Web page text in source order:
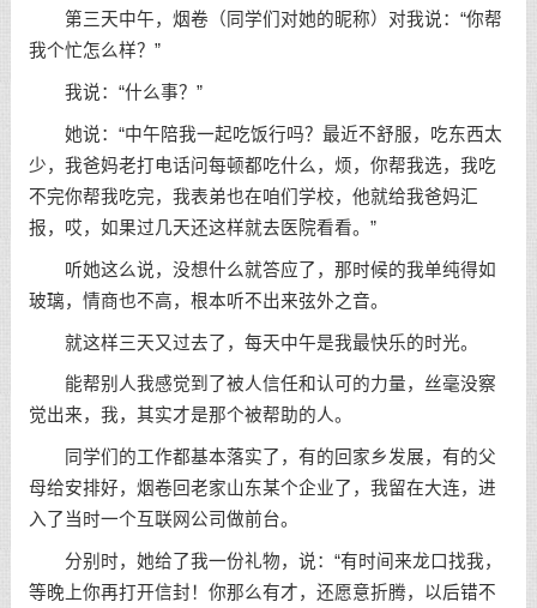
第三天中午，烟卷（同学们对她的昵称）对我说：“你帮
我个忙怎么样？”
我说：“什么事？”
她说：“中午陪我一起吃饭行吗？最近不舒服，吃东西太
少，我爸妈老打电话问每顿都吃什么，烦，你帮我选，我吃
不完你帮我吃完，我表弟也在咱们学校，他就给我爸妈汇
报，哎，如果过几天还这样就去医院看看。”
听她这么说，没想什么就答应了，那时候的我单纯得如
玻璃，情商也不高，根本听不出来弦外之音。
就这样三天又过去了，每天中午是我最快乐的时光。
能帮别人我感觉到了被人信任和认可的力量，丝毫没察
觉出来，我，其实才是那个被帮助的人。
同学们的工作都基本落实了，有的回家乡发展，有的父
母给安排好，烟卷回老家山东某个企业了，我留在大连，进
入了当时一个互联网公司做前台。
分别时，她给了我一份礼物，说：“有时间来龙口找我，
等晚上你再打开信封！你那么有才，还愿意折腾，以后错不